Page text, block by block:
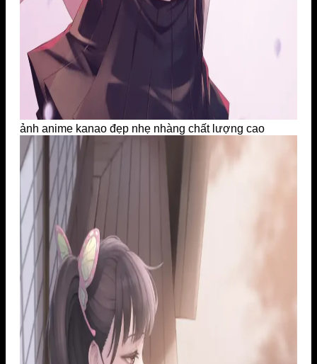
ảnh anime kanao đẹp nhẹ nhàng chất lượng cao